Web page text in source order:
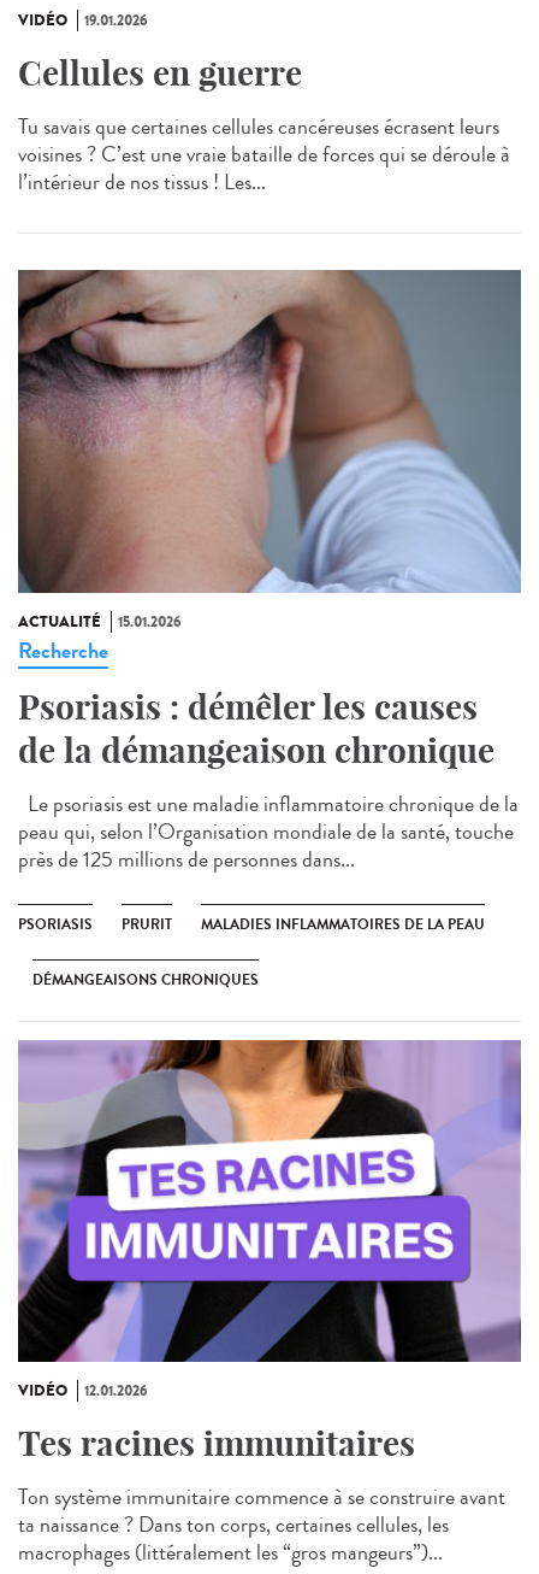
VIDÉO 19.01.2026
Cellules en guerre
Tu savais que certaines cellules cancéreuses écrasent leurs
voisines ? C’est une vraie bataille de forces qui se déroule à
l’intérieur de nos tissus ! Les...
ACTUALITÉ 15.01.2026
Recherche
Psoriasis : démêler les causes
de la démangeaison chronique
Le psoriasis est une maladie inflammatoire chronique de la
peau qui, selon l’Organisation mondiale de la santé, touche
près de 125 millions de personnes dans...
PSORIASIS PRURIT MALADIES INFLAMMATOIRES DE LA PEAU
DÉMANGEAISONS CHRONIQUES
VIDÉO 12.01.2026
Tes racines immunitaires
Ton système immunitaire commence à se construire avant
ta naissance ? Dans ton corps, certaines cellules, les
macrophages (littéralement les “gros mangeurs”)...